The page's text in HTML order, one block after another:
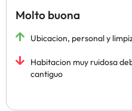
Molto buona
Ubicacion, personal y
Habitacion muy ruidosa
cantiguo